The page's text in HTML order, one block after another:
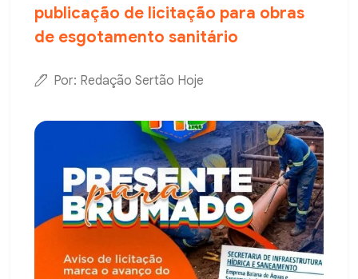
publicação de licitação para obras
de esgotamento sanitário
Por: Redação Sertão Hoje